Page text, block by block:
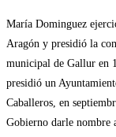
María Dominguez
Aragón y presidió la
municipal de Gallur en
presidió un
Caballeros, en
Gobierno darle nombre